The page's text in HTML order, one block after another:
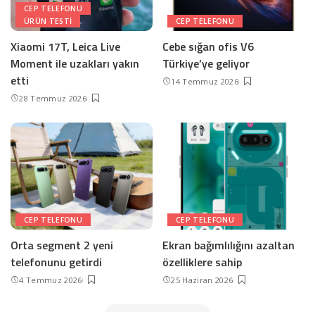
CEP TELEFONU
ÜRÜN TESTI
Xiaomi 17T, Leica Live
Moment ile uzakları yakın
etti
28 Temmuz 2026
CEP TELEFONU
Cebe sığan ofis V6
Türkiye’ye geliyor
14 Temmuz 2026
CEP TELEFONU
Orta segment 2 yeni
telefonunu getirdi
4 Temmuz 2026
CEP TELEFONU
Ekran bağımlılığını azaltan
özelliklere sahip
25 Haziran 2026